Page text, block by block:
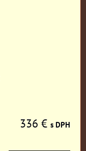
336 € s DPH